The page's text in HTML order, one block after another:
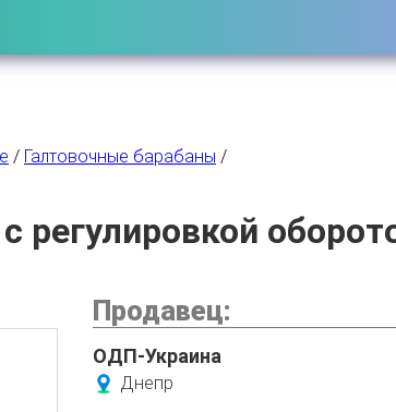
/ Галтовочные барабаны /
регулировкой
Продавец:
ОДП-Украина
Днепр